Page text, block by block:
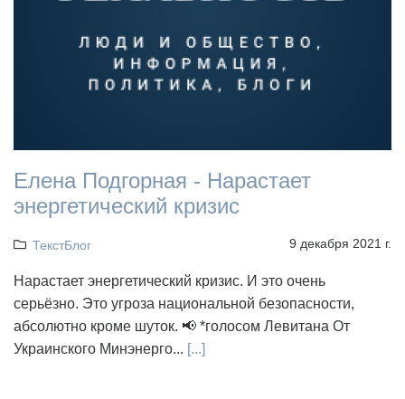
Елена Подгорная - Нарастает
энергетический кризис
ТекстБлог 9 декабря 2021 г.
Нарастает энергетический кризис. И это очень
серьёзно. Это угроза национальной безопасности,
абсолютно кроме шуток. 📢 *голосом Левитана От
Украинского Минэнерго... [...]